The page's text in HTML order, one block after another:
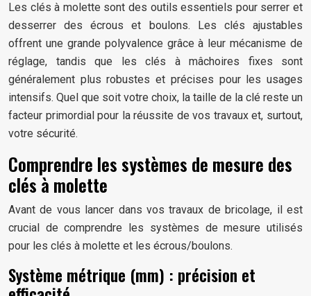
Les clés à molette sont des outils essentiels pour serrer et
desserrer des écrous et boulons. Les clés ajustables
offrent une grande polyvalence grâce à leur mécanisme de
réglage, tandis que les clés à mâchoires fixes sont
généralement plus robustes et précises pour les usages
intensifs. Quel que soit votre choix, la taille de la clé reste un
facteur primordial pour la réussite de vos travaux et, surtout,
votre sécurité.
Comprendre les systèmes de mesure des
clés à molette
Avant de vous lancer dans vos travaux de bricolage, il est
crucial de comprendre les systèmes de mesure utilisés
pour les clés à molette et les écrous/boulons.
Système métrique (mm) : précision et